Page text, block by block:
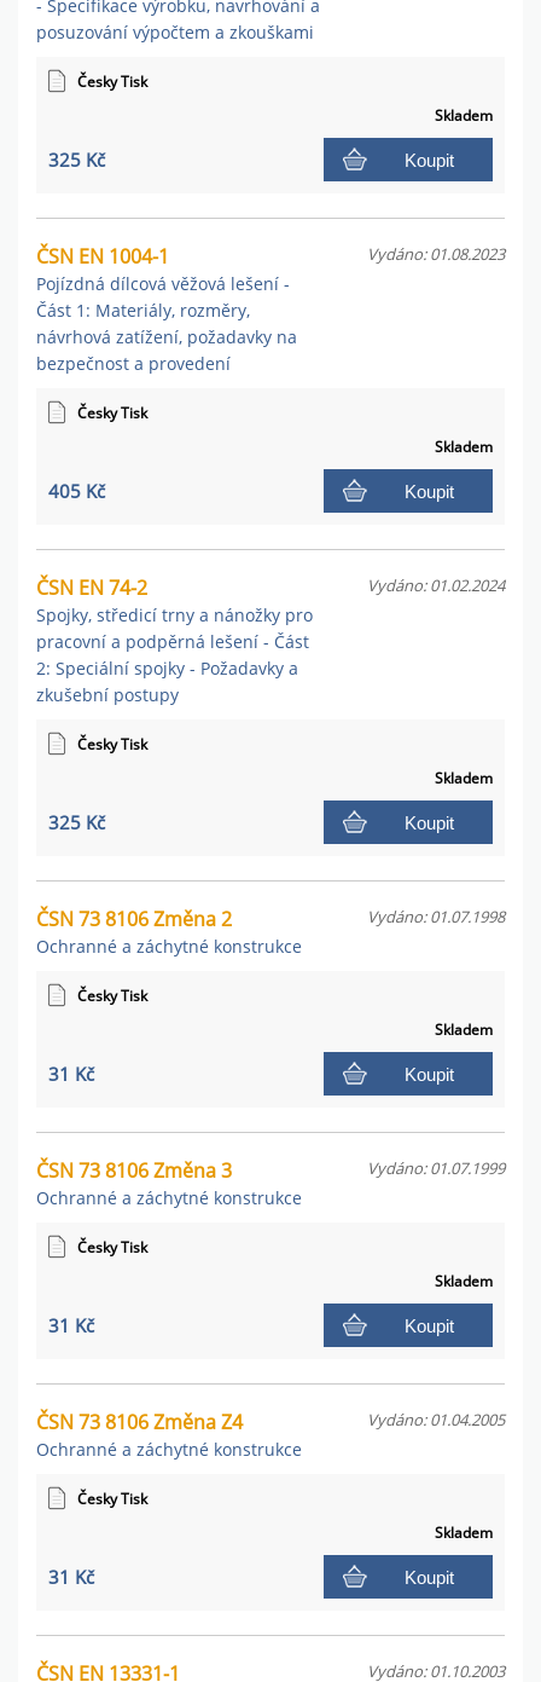
- Specifikace výrobku, navrhování a
posuzování výpočtem a zkouškami
Česky Tisk
Skladem
325 Kč Koupit
ČSN EN 1004-1
Pojízdná dílcová věžová lešení -
Část 1: Materiály, rozměry,
návrhová zatížení, požadavky na
bezpečnost a provedení
Vydáno: 01.08.2023
Česky Tisk
Skladem
405 Kč Koupit
ČSN EN 74-2
Spojky, středicí trny a nánožky pro
pracovní a podpěrná lešení - Část
2: Speciální spojky - Požadavky a
zkušební postupy
Vydáno: 01.02.2024
Česky Tisk
Skladem
325 Kč Koupit
ČSN 73 8106 Změna 2
Ochranné a záchytné konstrukce
Vydáno: 01.07.1998
Česky Tisk
Skladem
31 Kč Koupit
ČSN 73 8106 Změna 3
Ochranné a záchytné konstrukce
Vydáno: 01.07.1999
Česky Tisk
Skladem
31 Kč Koupit
ČSN 73 8106 Změna Z4
Ochranné a záchytné konstrukce
Vydáno: 01.04.2005
Česky Tisk
Skladem
31 Kč Koupit
ČSN EN 13331-1 Vydáno: 01.10.2003